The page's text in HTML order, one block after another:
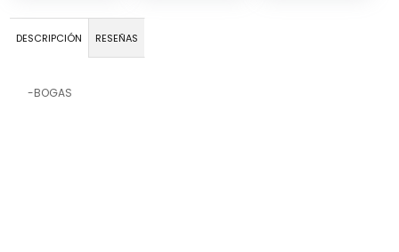
DESCRIPCIÓN RESEÑAS
-BOGAS